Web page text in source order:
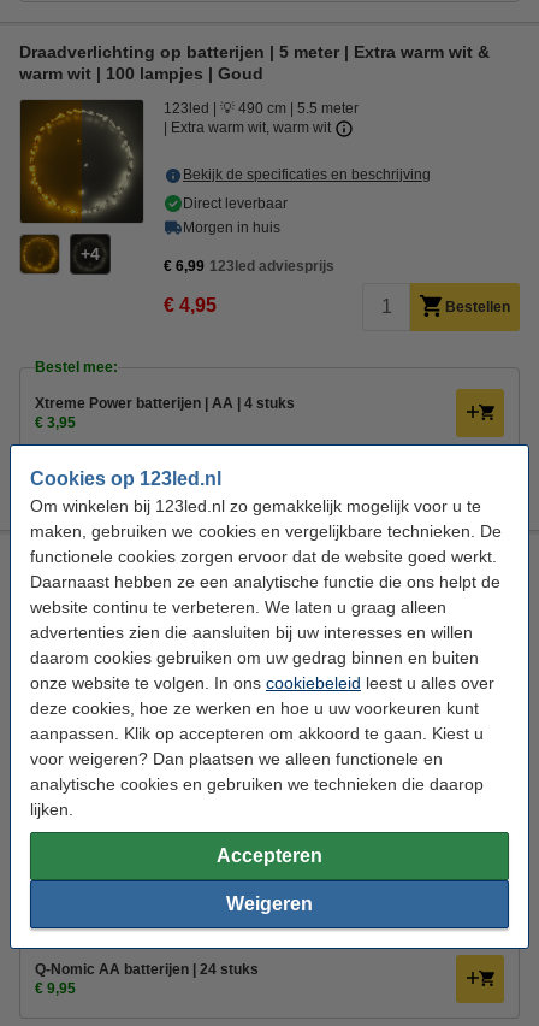
Cookies op 123led.nl
Om winkelen bij 123led.nl zo gemakkelijk mogelijk voor u te
maken, gebruiken we cookies en vergelijkbare technieken. De
functionele cookies zorgen ervoor dat de website goed werkt.
Daarnaast hebben ze een analytische functie die ons helpt de
website continu te verbeteren. We laten u graag alleen
advertenties zien die aansluiten bij uw interesses en willen
daarom cookies gebruiken om uw gedrag binnen en buiten
onze website te volgen. In ons cookiebeleid leest u alles over
deze cookies, hoe ze werken en hoe u uw voorkeuren kunt
aanpassen. Klik op accepteren om akkoord te gaan. Kiest u
voor weigeren? Dan plaatsen we alleen functionele en
analytische cookies en gebruiken we technieken die daarop
lijken.
Accepteren
Weigeren
Draadverlichting op batterijen | 5 meter | Extra warm wit &
warm wit | 100 lampjes | Goud
4
123led 💡 490 cm
5.5 meter
Extra warm wit, warm wit
Bekijk de specificaties en beschrijving
Direct leverbaar
Morgen in huis
€ 6,99 123led adviesprijs
€ 4,95 Bestellen
Bestel mee:
Xtreme Power batterijen | AA | 4 stuks
€ 3,95
€ 14,50
Draadverlichting op batterijen | 5 meter | Extra warm wit &
warm wit | 100 lampjes | Zilver
4
123led 💡 490 cm
Extra warm wit, warm wit
Draadverlichting
Bekijk de specificaties en beschrijving
Direct leverbaar
Morgen in huis
123led adviesprijs
Bestel mee:
Q-Nomic AA batterijen | 4 stuks
€ 2,49
Q-Nomic AA batterijen | 24 stuks
€ 9,95